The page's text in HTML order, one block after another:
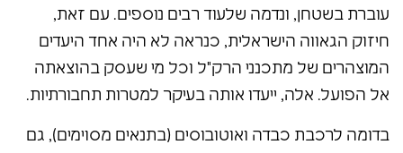
עוברת בשטחן, ונדמה שלעוד רבים נוספים. עם זאת,
חיזוק הגאווה הישראלית, כנראה לא היה אחד היעדים
המוצהרים של מתכנני הרק"ל וכל מי שעסק בהוצאתה
אל הפועל. אלה, ייעדו אותה בעיקר למטרות תחבורתיות.
בדומה לרכבת כבדה ואוטובוסים (בתנאים מסוימים), גם